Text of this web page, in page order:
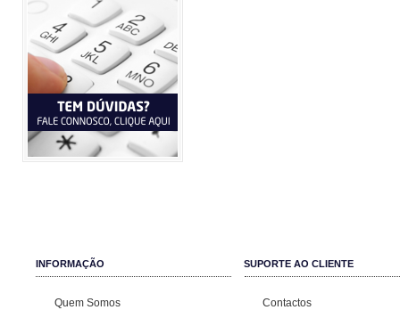
INFORMAÇÃO
Quem Somos
SUPORTE AO CLIENTE
Contactos